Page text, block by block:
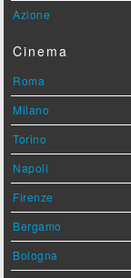
Azione
Cinema
Roma
Milano
Torino
Napoli
Firenze
Bergamo
Bologna